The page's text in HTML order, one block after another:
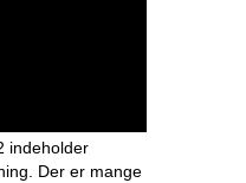
indeholder
Der er mange